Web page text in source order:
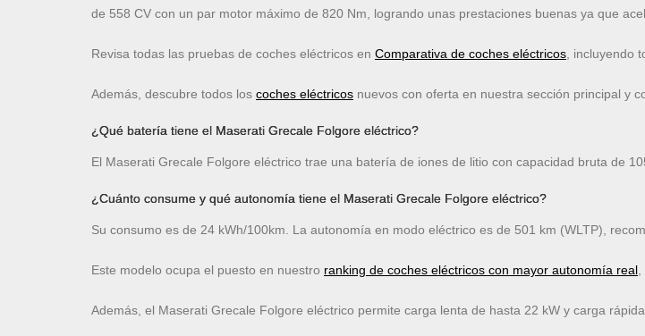
de 558 CV con un par motor máximo de 820 Nm, logrando unas prestaciones buenas ya que
Revisa todas las pruebas de coches eléctricos en Comparativa de coches eléctricos , incluyendo
Además, descubre todos los coches eléctricos nuevos con oferta en nuestra sección principal y
¿Qué batería tiene el Maserati Grecale Folgore eléctrico?
El Maserati Grecale Folgore eléctrico trae una batería de iones de litio con capacidad bruta de
¿Cuánto consume y qué autonomía tiene el Maserati Grecale Folgore eléctrico?
Su consumo es de 24 kWh/100km. La autonomía en modo eléctrico es de 501 km (WLTP),
Este modelo ocupa el puesto en nuestro ranking de coches eléctricos con mayor autonomía real
Además, el Maserati Grecale Folgore eléctrico permite carga lenta de hasta 22 kW y carga